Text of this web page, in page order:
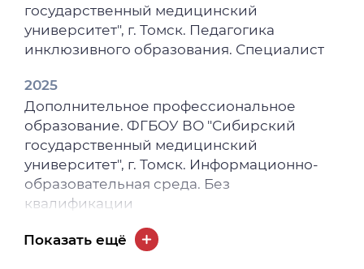
государственный медицинский
университет", г. Томск. Педагогика
инклюзивного образования. Специалист
2025
Дополнительное профессиональное
образование. ФГБОУ ВО "Сибирский
государственный медицинский
университет", г. Томск. Информационно-
образовательная среда. Без
квалификации
2024
Показать ещё